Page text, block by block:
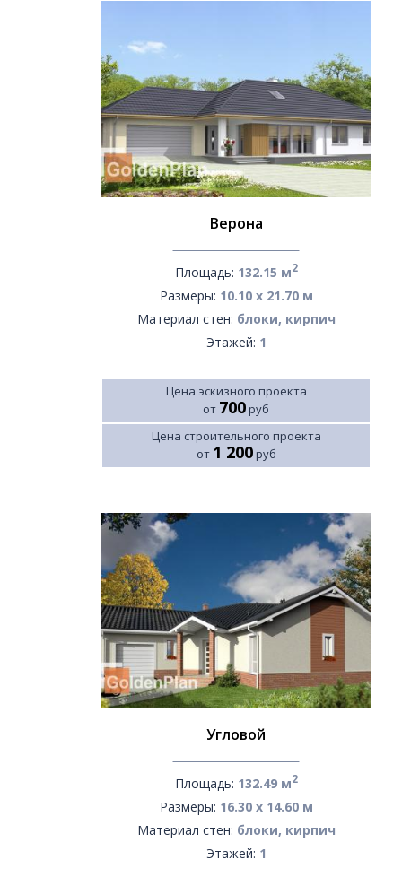
Верона
Площадь: 132.15 м2
Размеры: 10.10 х 21.70 м
Материал стен: блоки, кирпич
Этажей: 1
Цена эскизного проекта
от 700 руб
Цена строительного проекта
от 1 200руб
Угловой
Площадь: 132.49 м2
Размеры: 16.30 х 14.60 м
Материал стен: блоки, кирпич
Этажей: 1